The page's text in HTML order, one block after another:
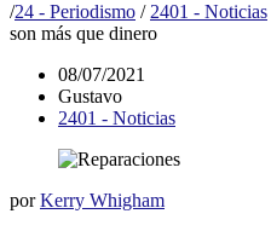
/24 - Periodismo / 2401 - Noticias
son más que dinero
08/07/2021
Gustavo
2401 - Noticias
porKerry Whigham